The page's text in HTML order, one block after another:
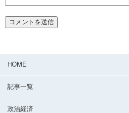
HOME
記事一覧
政治経済